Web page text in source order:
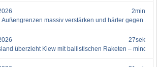
2min
massiv verstärken und härter gegen
27sek
überzieht Kiew mit ballistischen Raketen –